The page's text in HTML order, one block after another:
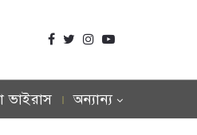
ভাইরাস অন্যান্য